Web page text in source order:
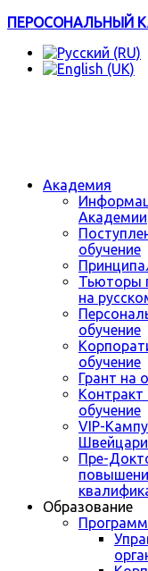
ПЕРОСОНАЛЬНЫЙ
Академия
Академии
обучение
Тьюторы
на
обучение
обучение
Грант на
Контракт
обучение
VIP-
Пре-
Образование